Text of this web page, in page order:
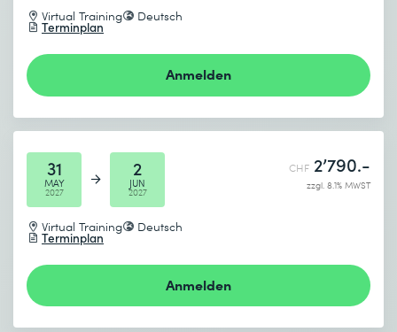
Virtual Training Deutsch
Terminplan
Anmelden
31
MAY
2027
2
JUN
2027
Virtual Training Deutsch
Terminplan
CHF 2’790.-
zzgl. 8.1% MWST
Anmelden